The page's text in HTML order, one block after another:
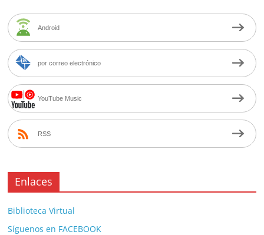
Android
por correo electrónico
YouTube Music
RSS
Enlaces
Biblioteca Virtual
Síguenos en FACEBOOK